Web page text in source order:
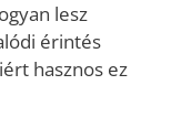
lesz
érintés
hasznos ez